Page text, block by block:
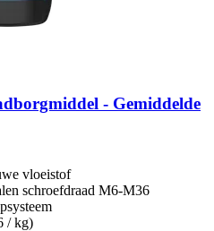
-​ Gemiddelde
vloeistof
schroefdraad M6-M36
/ kg)